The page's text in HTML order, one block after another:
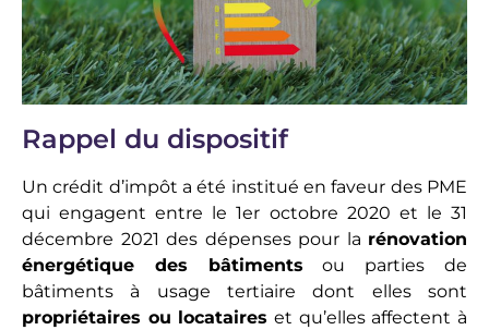
Rappel du dispositif
Un crédit d’impôt a été institué en faveur des PME
qui engagent entre le 1er octobre 2020 et le 31
décembre 2021 des dépenses pour la rénovation
énergétique des bâtiments ou parties de
bâtiments à usage tertiaire dont elles sont
propriétaires ou locataires et qu’elles affectent à